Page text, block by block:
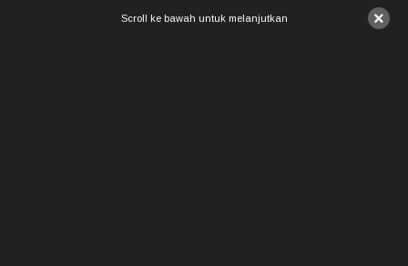
×
Scroll ke bawah untuk melanjutkan